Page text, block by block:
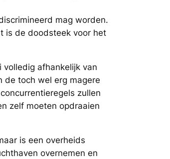
mag worden.
is de doodsteek voor het
afhankelijk van
de toch wel erg magere
zullen
zelf moeten opdraaien
is een overheids
overnemen en